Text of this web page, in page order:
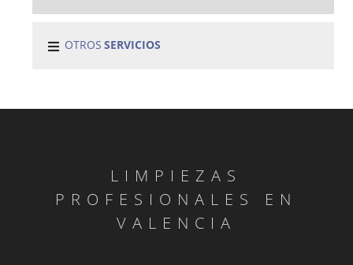
OTROSSERVICIOS
LIMPIEZAS
PROFESIONALES EN
VALENCIA